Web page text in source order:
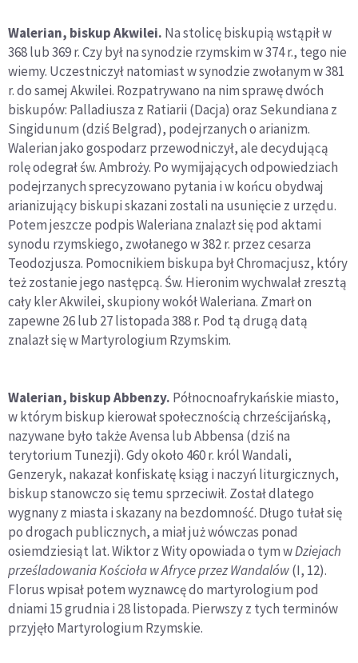
Walerian, biskup Akwilei. Na stolicę biskupią wstąpił w
368 lub 369 r. Czy był na synodzie rzymskim w 374 r., tego nie
wiemy. Uczestniczył natomiast w synodzie zwołanym w 381
r. do samej Akwilei. Rozpatrywano na nim sprawę dwóch
biskupów: Palladiusza z Ratiarii (Dacja) oraz Sekundiana z
Singidunum (dziś Belgrad), podejrzanych o arianizm.
Walerian jako gospodarz przewodniczył, ale decydującą
rolę odegrał św. Ambroży. Po wymijających odpowiedziach
podejrzanych sprecyzowano pytania i w końcu obydwaj
arianizujący biskupi skazani zostali na usunięcie z urzędu.
Potem jeszcze podpis Waleriana znalazł się pod aktami
synodu rzymskiego, zwołanego w 382 r. przez cesarza
Teodozjusza. Pomocnikiem biskupa był Chromacjusz, który
też zostanie jego następcą. Św. Hieronim wychwalał zresztą
cały kler Akwilei, skupiony wokół Waleriana. Zmarł on
zapewne 26 lub 27 listopada 388 r. Pod tą drugą datą
znalazł się w Martyrologium Rzymskim.
Walerian, biskup Abbenzy. Północnoafrykańskie miasto,
w którym biskup kierował społecznością chrześcijańską,
nazywane było także Avensa lub Abbensa (dziś na
terytorium Tunezji). Gdy około 460 r. król Wandali,
Genzeryk, nakazał konfiskatę ksiąg i naczyń liturgicznych,
biskup stanowczo się temu sprzeciwił. Został dlatego
wygnany z miasta i skazany na bezdomność. Długo tułał się
po drogach publicznych, a miał już wówczas ponad
osiemdziesiąt lat. Wiktor z Wity opowiada o tym wDziejach
prześladowania Kościoła w Afryce przez Wandalów(I, 12).
Florus wpisał potem wyznawcę do martyrologium pod
dniami 15 grudnia i 28 listopada. Pierwszy z tych terminów
przyjęło Martyrologium Rzymskie.